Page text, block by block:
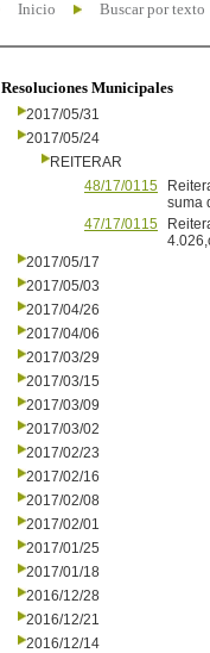
Inicio Buscar por texto
Resoluciones Municipales
2017/05/31
2017/05/24
REITERAR
48/17/0115
suma
47/17/0115
2017/05/17
2017/05/03
2017/04/26
2017/04/06
2017/03/29
2017/03/15
2017/03/09
2017/03/02
2017/02/23
2017/02/16
2017/02/08
2017/02/01
2017/01/25
2017/01/18
2016/12/28
2016/12/21
2016/12/14